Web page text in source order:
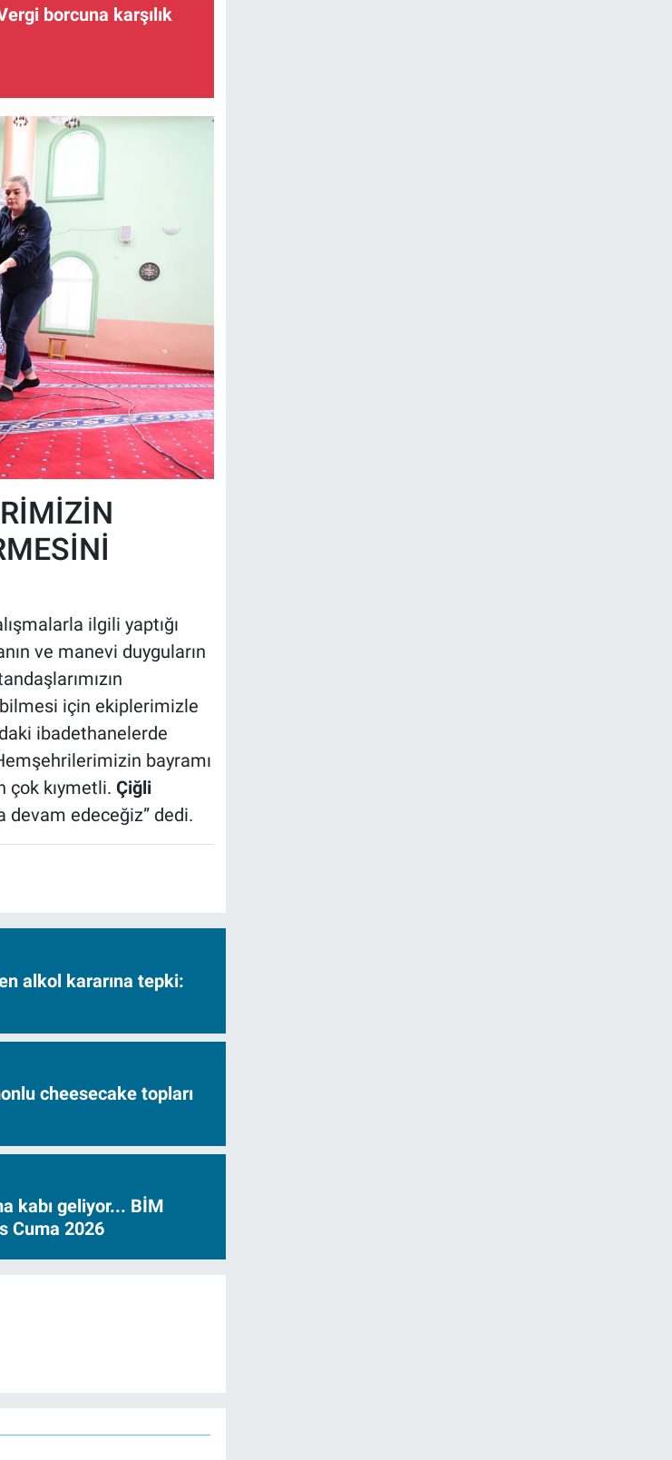
borcuna karşılık
ilgili yaptığı
ve manevi duyguların
için ekiplerimizle
ibadethanelerde
bayramı
çok kıymetli. Çiğli
edeceğiz” dedi.
alkol kararına tepki:
cheesecake topları
kabı geliyor... BİM
Cuma 2026